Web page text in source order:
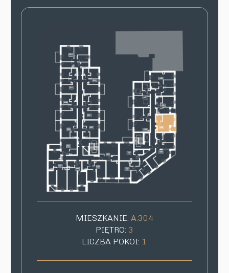
MIESZKANIE: A.304
PIĘTRO: 3
LICZBA POKOI: 1